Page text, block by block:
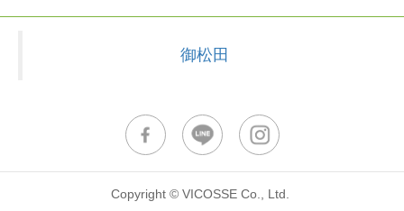
御松田
Copyright © VICOSSE Co., Ltd.